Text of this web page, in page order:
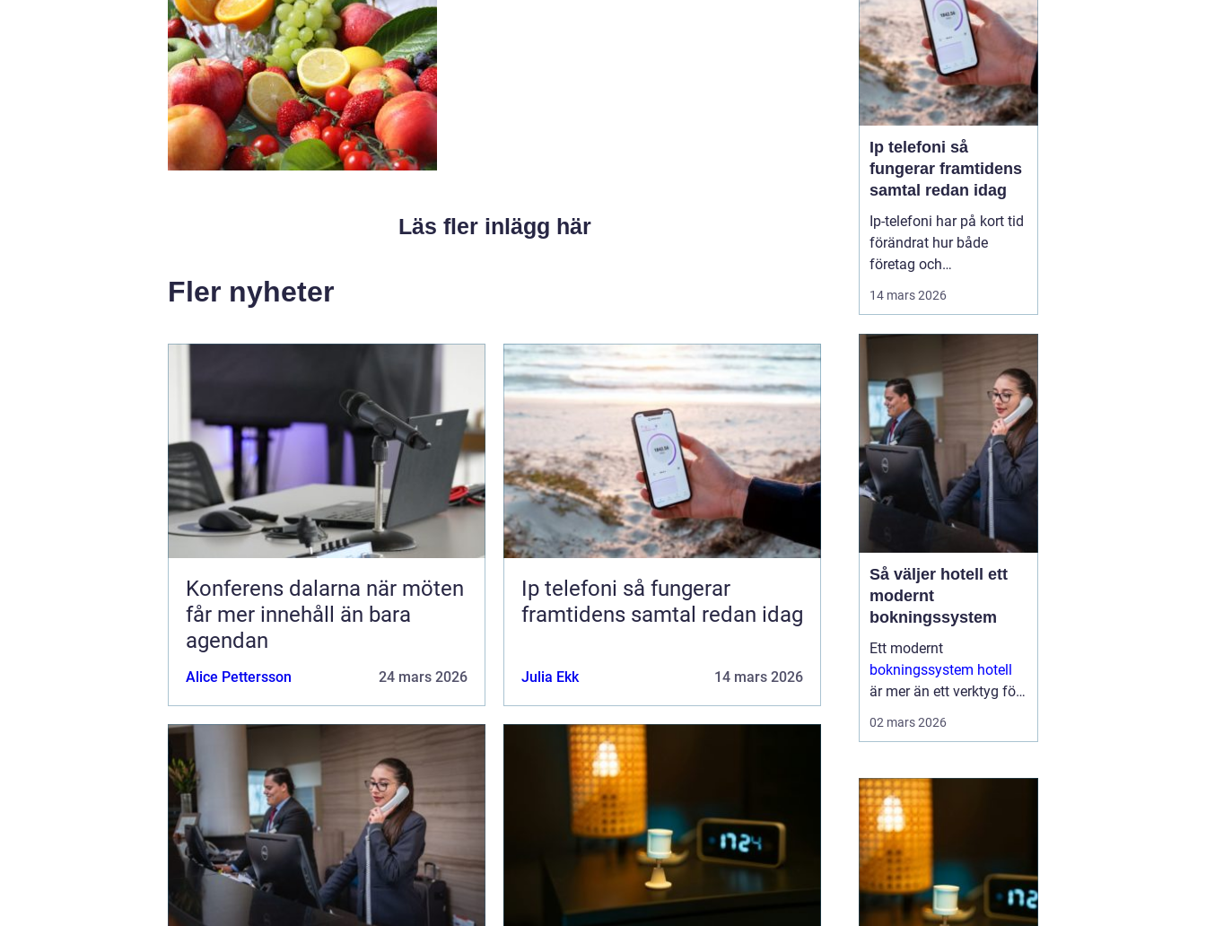
Läs fler inlägg här
Fler nyheter
Konferens dalarna när möten
får mer innehåll än bara
agendan
Alice Pettersson 24 mars 2026
Ip telefoni så fungerar
framtidens samtal redan idag
Julia Ekk 14 mars 2026
matkultur och en miljö
som gör det lättare fö...
Ip telefoni så
fungerar framtidens
samtal redan idag
Ip-telefoni har på kort tid
förändrat hur både
företag och
går samtalen via
internet. Kostnaderna
sjunker, flexibiliteten
ökar och möjligheterna
att bygga ...
14 mars 2026
Så väljer hotell ett
modernt
bokningssystem
Ett modernt
bokningssystem hotell
är mer än ett verktyg för
verksamheten. Här
hanteras bokningar,
incheckning, betalningar,
gäs...
02 mars 2026